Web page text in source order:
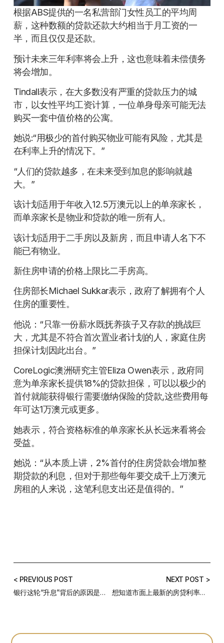
根据ABS提供的一名私营部门女性员工的平均周
薪，这种数额的贷款还款大约相当于月工资的一
半，而且仅仅是还款。
预计未来三年利率将会上升，这也意味着未偿债务
将会增加。
Tindall表示，在大多数没有严重的贷款压力的城
市，以女性平均工资计算，一位单身母亲可能无法
购买一套中值价格的公寓。
她说:“用极少的首付购买物业可能有风险，尤其是
在利率上升的情况下。”
“人们的贷款越多，在未来受到加息的影响就越
大。”
该计划适用于年收入12.5万澳元以上的单亲家长，
而单亲家长是物业和贷款的唯一所有人。
该计划适用于二手房以及新房，而且申请人名下不
能已有物业。
新住房申请的价格上限比二手房高。
住房部长Michael Sukkar表示，政府了解拥有个人
住房的重要性。
他说：“只靠一份薪水既抚养孩子又存款的挑战巨
大，尤其是不符合首次置业者计划的人，家庭住房
担保计划因此出台。”
CoreLogic澳洲研究主管Eliza Owen表示，政府同
意为单亲家长提供18%的贷款担保，可以以极少的
首付就能获得银行需要缴纳保险的贷款,这些费用每
年可达1万澳元或更多。
她表示，符合资格标准的单亲家长从长远来看将会
受益。
她说：“从本质上讲，2%首付的住房贷款会增加整
期贷款的利息，但对于那些每年要交成千上万澳元
房租的人来说，这笔利息支出还是值得的。”
< PREVIOUS POST
银行这轮“升息”背后的原因是什么？借款人将会面临什么？
NEXT POST >
想知道市面上最新的房贷利率？看这一篇就够了——5月利率汇总